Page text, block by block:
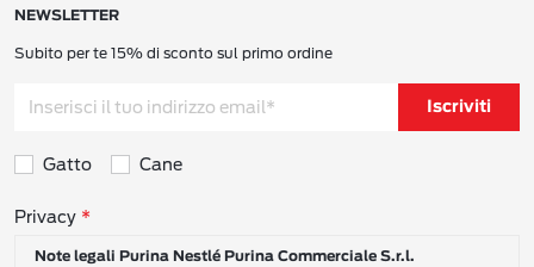
NEWSLETTER
Subito per te 15% di sconto sul primo ordine
Iscriviti
Gatto Cane
Consensi sulla privacy
Privacy
Note legali Purina Nestlé Purina Commerciale S.r.l.